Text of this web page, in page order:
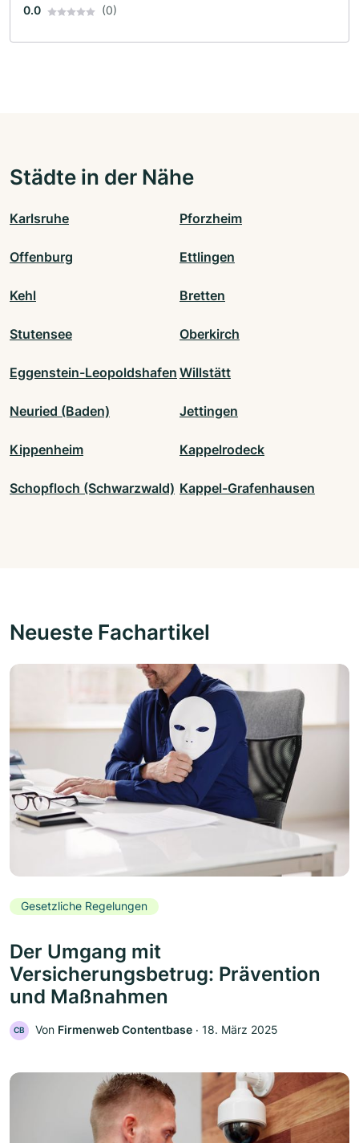
0.0 (0)
Städte in der Nähe
Karlsruhe Pforzheim
Offenburg Ettlingen
Kehl Bretten
Stutensee Oberkirch
Eggenstein-Leopoldshafen Willstätt
Neuried (Baden) Jettingen
Kippenheim Kappelrodeck
Schopfloch (Schwarzwald) Kappel-Grafenhausen
Neueste Fachartikel
Gesetzliche Regelungen
Der Umgang mit
Versicherungsbetrug: Prävention
und Maßnahmen
CB Von Firmenweb Contentbase ‧ 18. März 2025